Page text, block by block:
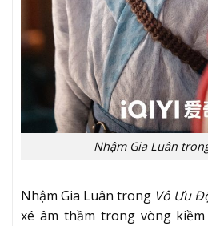
Nhậm Gia Luân
Nhậm Gia Luân trong Vô Ưu
xé âm thầm trong vòng